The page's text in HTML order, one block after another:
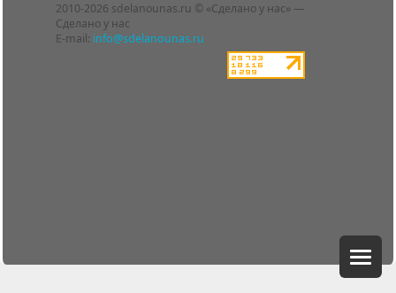
2010-2026 sdelanounas.ru © «Сделано у нас» —
Сделано у нас
E-mail: info@sdelanounas.ru
Блоги
Люди
Политика